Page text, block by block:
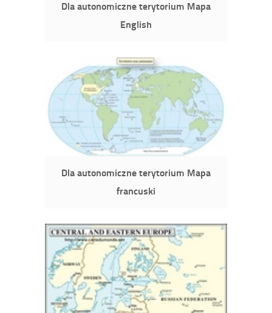
Dla autonomiczne terytorium Mapa
English
Dla autonomiczne terytorium Mapa
francuski